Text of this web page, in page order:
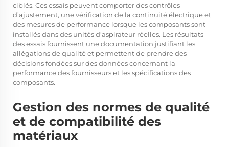
ciblés. Ces essais peuvent comporter des contrôles
d’ajustement, une vérification de la continuité électrique et
des mesures de performance lorsque les composants sont
installés dans des unités d’aspirateur réelles. Les résultats
des essais fournissent une documentation justifiant les
allégations de qualité et permettent de prendre des
décisions fondées sur des données concernant la
performance des fournisseurs et les spécifications des
composants.
Gestion des normes de qualité
et de compatibilité des
matériaux